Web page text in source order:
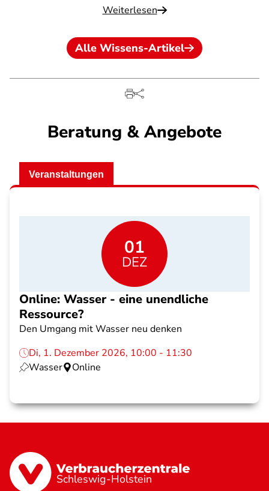
Weiterlesen
Alle Wissens-Artikel
Beratung & Angebote
Veranstaltungen
01
DEZ
Online: Wasser - eine unendliche
Ressource?
Den Umgang mit Wasser neu denken
Di, 1. Dezember 2026, 10:00 - 11:30
Wasser
Online
Schleswig-Holstein